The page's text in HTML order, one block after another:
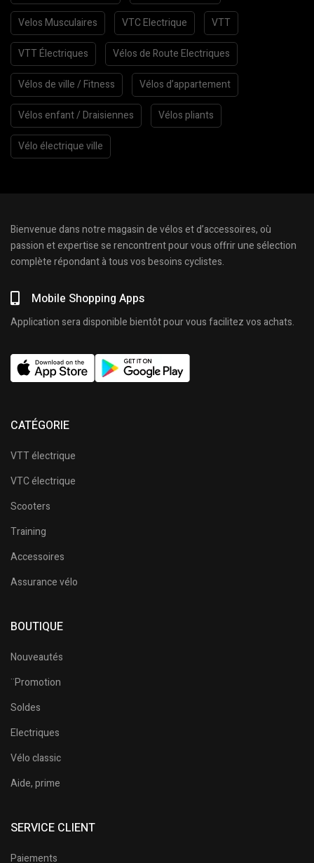
Velos Musculaires VTC Electrique VTT
VTT Électriques Vélos de Route Electriques
Vélos de ville / Fitness Vélos d’appartement
Vélos enfant / Draisiennes Vélos pliants
Vélo électrique ville
Bienvenue dans notre magasin de vélos et d’accessoires, où
passion et expertise se rencontrent pour vous offrir une sélection
complète répondant à tous vos besoins cyclistes.
Mobile Shopping Apps
Application sera disponible bientôt pour vous facilitez vos achats.
CATÉGORIE
VTT électrique
VTC électrique
Scooters
Training
Accessoires
Assurance vélo
BOUTIQUE
Nouveautés
¨Promotion
Soldes
Electriques
Vélo classic
Aide, prime
SERVICE CLIENT
Paiements